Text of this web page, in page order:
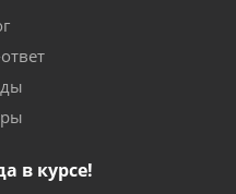
в курсе!